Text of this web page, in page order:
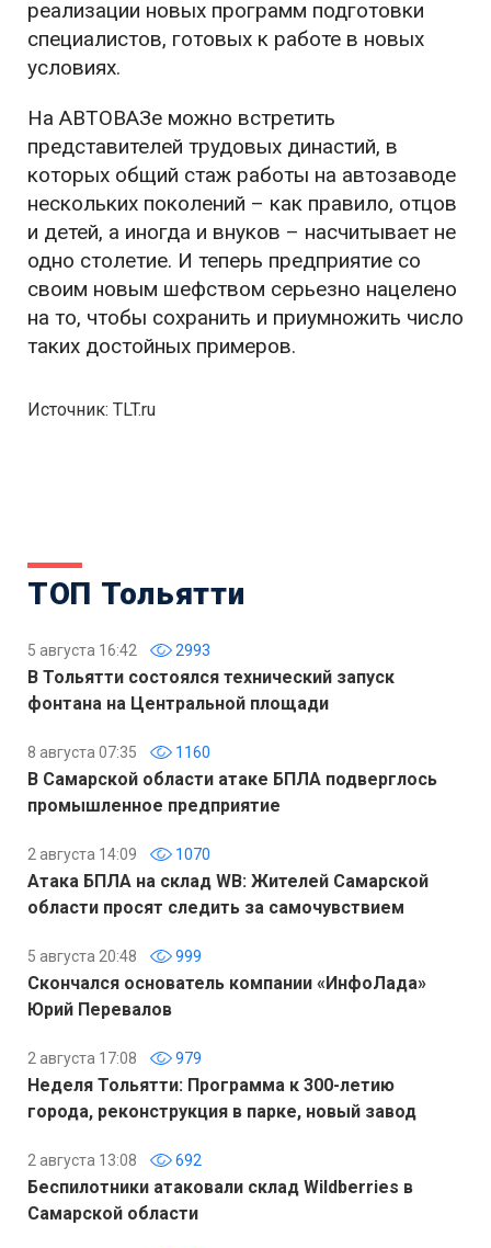
реализации новых программ подготовки
специалистов, готовых к работе в новых
условиях.
На АВТОВАЗе можно встретить
представителей трудовых династий, в
которых общий стаж работы на автозаводе
нескольких поколений – как правило, отцов
и детей, а иногда и внуков – насчитывает не
одно столетие. И теперь предприятие со
своим новым шефством серьезно нацелено
на то, чтобы сохранить и приумножить число
таких достойных примеров.
Источник: TLT.ru
ТОП Тольятти
5 августа 16:42 2993
В Тольятти состоялся технический запуск
фонтана на Центральной площади
8 августа 07:35 1160
В Самарской области атаке БПЛА подверглось
промышленное предприятие
2 августа 14:09 1070
Атака БПЛА на склад WB: Жителей Самарской
области просят следить за самочувствием
5 августа 20:48 999
Скончался основатель компании «ИнфоЛада»
Юрий Перевалов
2 августа 17:08 979
Неделя Тольятти: Программа к 300-летию
города, реконструкция в парке, новый завод
2 августа 13:08 692
Беспилотники атаковали склад Wildberries в
Самарской области